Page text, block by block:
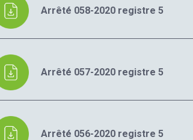
Arrêté 058-2020 registre 5
Arrêté 057-2020 registre 5
Arrêté 056-2020 registre 5